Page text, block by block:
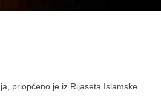
priopćeno je iz Rijaseta Islamske